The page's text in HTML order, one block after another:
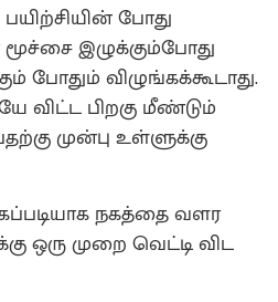
போது
இழுக்கும்போது
போதும் விழுங்கக்கூடாது.
விட்ட பிறகு மீண்டும்
முன்பு உள்ளுக்கு
நகத்தை வளர
ஒரு முறை வெட்டி விட